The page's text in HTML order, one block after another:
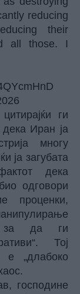
reducing
their
all those. I
ги
дека Иран ја
многу
ја загубата
дека
одговори
проценки,
за да ги
Тој
е „длабоко
господине